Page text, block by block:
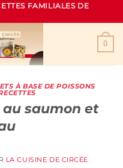
FAMILIALES DE
0
À BASE DE POISSONS
au saumon et
LA CUISINE DE CIRCÉE